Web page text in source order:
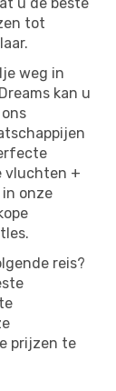
tot
weg in
kan u
vluchten +
onze
reis?
prijzen te